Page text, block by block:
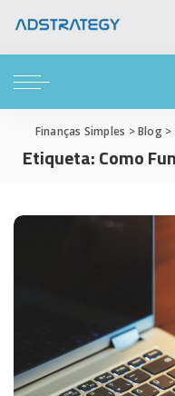
Finanças Simples >Blog>
Etiqueta:Como